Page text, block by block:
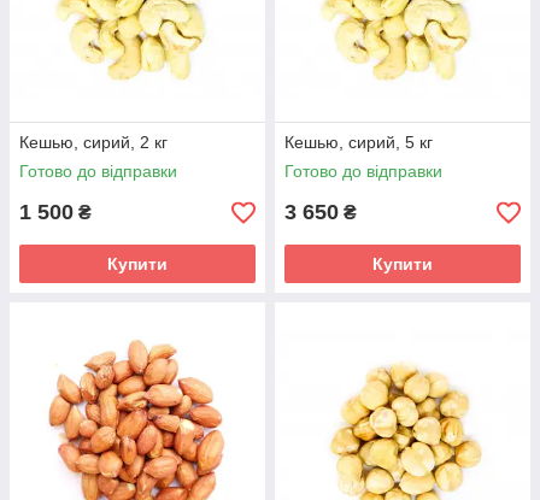
Кешью, сирий, 2 кг
Готово до відправки
1 500 ₴
Купити
Кешью, сирий, 5 кг
Готово до відправки
3 650 ₴
Купити